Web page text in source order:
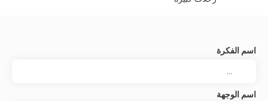
اسم الفكرة
اسم الوجهة